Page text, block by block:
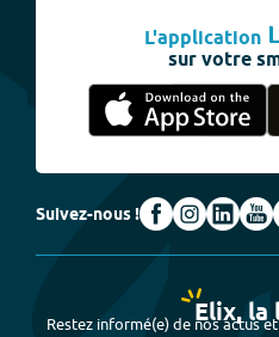
L'application
sur votre
Suivez-nous !
Elix,
Restez informé(e) de nos actus